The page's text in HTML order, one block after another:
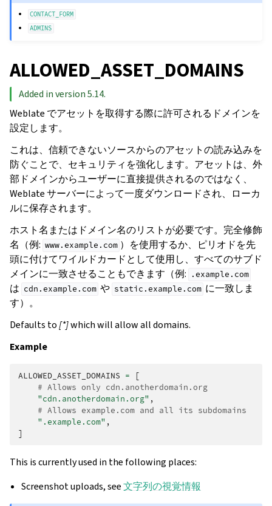
CONTACT_FORM
ADMINS
ALLOWED_ASSET_DOMAINS
Added in version 5.14.
Weblate でアセットを取得する際に許可されるドメインを
設定します。
これは、信頼できないソースからのアセットの読み込みを
防ぐことで、セキュリティを強化します。アセットは、外
部ドメインからユーザーに直接提供されるのではなく、
Weblate サーバーによって一度ダウンロードされ、ローカ
ルに保存されます。
ホスト名またはドメイン名のリストが必要です。完全修飾
名（例: www.example.com ）を使用するか、ピリオドを先
頭に付けてワイルドカードとして使用し、すべてのサブド
メインに一致させることもできます（例:
.example.com
は cdn.example.com や static.example.com に一致しま
す）。
Defaults to[*]which will allow all domains.
Example
ALLOWED_ASSET_DOMAINS =
[
# Allows only cdn.anotherdomain.org
"cdn.anotherdomain.org" ,
# Allows example.com and all its subdomains
".example.com" ,
]
This is currently used in the following places:
Screenshot uploads, see文字列の視覚情報